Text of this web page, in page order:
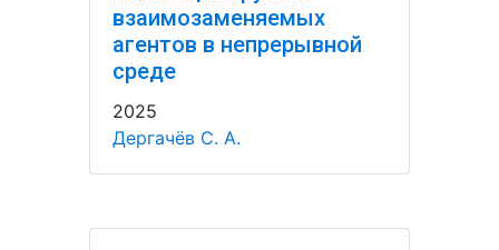
взаимозаменяемых
агентов в непрерывной
среде
2025
Дергачёв С. А.